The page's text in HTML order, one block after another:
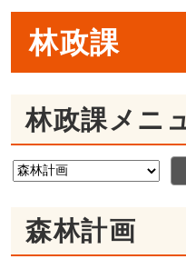
林政課
林政課メニ
森林計画